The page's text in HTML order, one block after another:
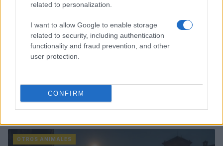
related to personalization.
I want to allow Google to enable storage
related to security, including authentication
functionality and fraud prevention, and other
user protection.
CONFIRM
Robots y animales de terapia: avances que
transforman la atención a mayores y pacientes de
ictus
OTROS ANIMALES